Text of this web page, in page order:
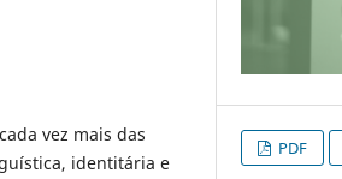
vez mais das
identitária e
PDF